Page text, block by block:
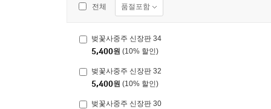
전체 품절포함
벚꽃사중주 신장판 34
5,400원 (10% 할인)
벚꽃사중주 신장판 32
5,400원 (10% 할인)
벚꽃사중주 신장판 30